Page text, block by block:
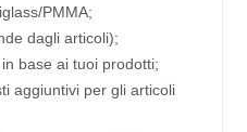
PMMA;
dagli articoli);
base ai tuoi prodotti;
aggiuntivi per gli articoli